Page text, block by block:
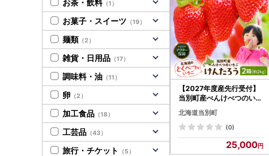
【2027年度産先行受付】
当別町産べんけべつのいち
ご（けんたろう）8パック
｜イチゴ 苺 北海道産 希少
品種 朝どれ 北海道産 北海
道 当別町
北海道当別町
(0)
25,000
お茶・飲料（1）
お菓子・スイーツ （19）
麺類 （2）
雑貨・日用品 （17）
調味料・油 （11）
卵 （2）
加工食品 （18）
工芸品 （43）
旅行・チケット （5）